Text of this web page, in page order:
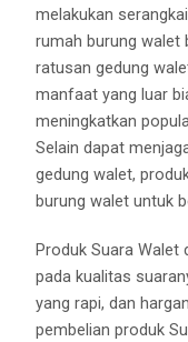
melakukan
rumah burung walet
ratusan gedung
manfaat yang luar
meningkatkan
Selain dapat
gedung walet,
burung walet untuk
Produk Suara Walet
pada kualitas
yang rapi, dan
pembelian produk